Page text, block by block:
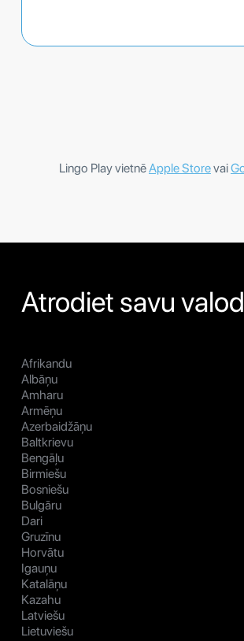
Lingo Play vietnēApple Storevai
Atrodiet savu
Afrikandu
Albāņu
Amharu
Armēņu
Azerbaidžāņu
Baltkrievu
Bengāļu
Birmiešu
Bosniešu
Bulgāru
Dari
Gruzīnu
Horvātu
Igauņu
Katalāņu
Kazahu
Latviešu
Lietuviešu